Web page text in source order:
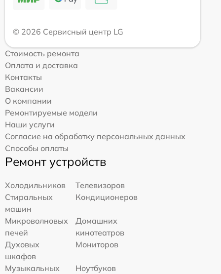
© 2026 Сервисный центр LG
Стоимость ремонта
Оплата и доставка
Контакты
Вакансии
О компании
Ремонтируемые модели
Наши услуги
Согласие на обработку персональных данных
Способы оплаты
Ремонт устройств
Холодильников
Телевизоров
Стиральных
машин
Кондиционеров
Микроволновых
печей
Домашних
кинотеатров
Духовых
шкафов
Мониторов
Музыкальных
Ноутбуков